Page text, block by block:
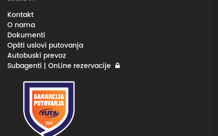
Kontakt
O nama
Dokumenti
Opšti uslovi putovanja
Autobuski prevoz
Subagenti | OnLine rezervacije